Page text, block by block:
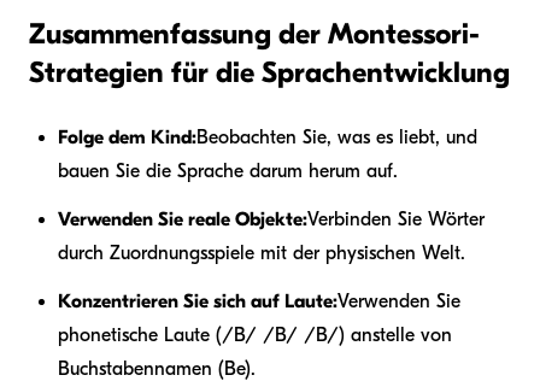
Zusammenfassung der Montessori-
Strategien für die Sprachentwicklung
Folge dem Kind:Beobachten Sie, was es liebt, und
bauen Sie die Sprache darum herum auf.
Verwenden Sie reale Objekte:Verbinden Sie Wörter
durch Zuordnungsspiele mit der physischen Welt.
Konzentrieren Sie sich auf Laute:Verwenden Sie
phonetische Laute (/B/ /B/ /B/) anstelle von
Buchstabennamen (Be).